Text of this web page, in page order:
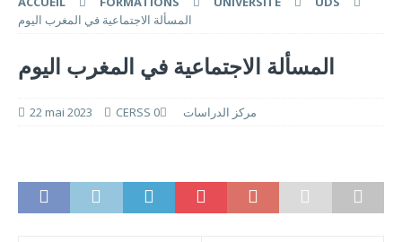
المسألة الاجتماعية في المغرب اليوم
المسألة الاجتماعية في المغرب اليوم
22 mai 2023 CERSS مركز الدراسات 0